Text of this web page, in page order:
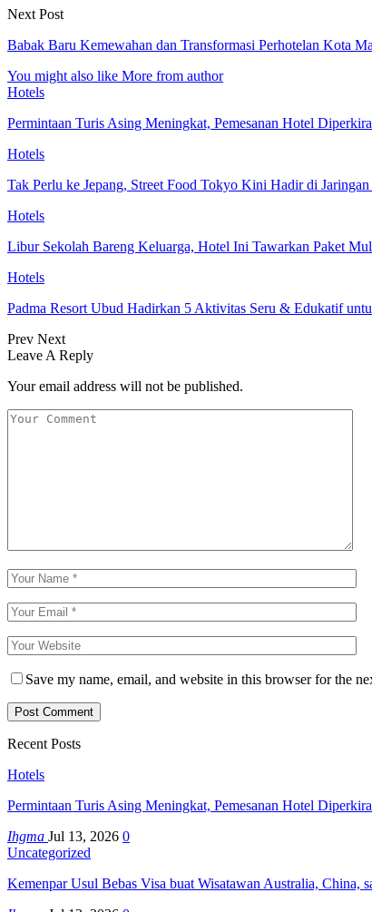
Next Post
Babak Baru Kemewahan dan Transformasi Perhotelan Kota
You might also like More from author
Hotels
Permintaan Turis Asing Meningkat, Pemesanan Hotel
Hotels
Tak Perlu ke Jepang, Street Food Tokyo Kini Hadir di
Hotels
Libur Sekolah Bareng Keluarga, Hotel Ini Tawarkan Paket
Hotels
Padma Resort Ubud Hadirkan 5 Aktivitas Seru & Edukatif
Prev Next
Leave A Reply
Your email address will not be published.
Save my name, email, and website in this browser for the
Recent Posts
Hotels
Permintaan Turis Asing Meningkat, Pemesanan Hotel
Ihgma Jul 13, 2026 0
Uncategorized
Kemenpar Usul Bebas Visa buat Wisatawan Australia, China,